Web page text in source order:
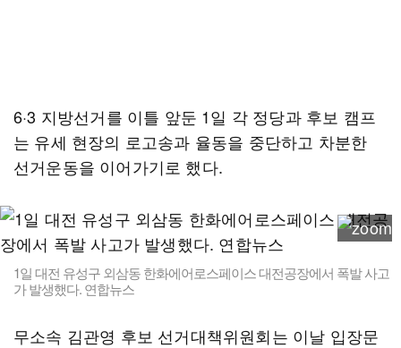
6·3 지방선거를 이틀 앞둔 1일 각 정당과 후보 캠프
는 유세 현장의 로고송과 율동을 중단하고 차분한
선거운동을 이어가기로 했다.
1일 대전 유성구 외삼동 한화에어로스페이스 대전공장에서 폭발 사고
가 발생했다. 연합뉴스
무소속 김관영 후보 선거대책위원회는 이날 입장문